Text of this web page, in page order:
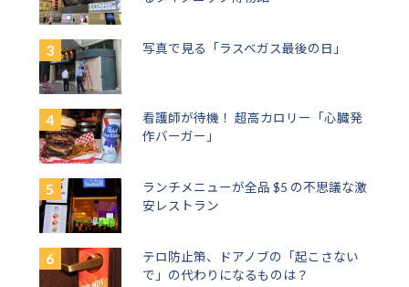
写真で見る「ラスベガス最後の日」
看護師が待機！ 超高カロリー「心臓発
作バーガー」
ランチメニューが全品 $5 の不思議な激
安レストラン
テロ防止策、ドアノブの「起こさない
で」の代わりになるものは？